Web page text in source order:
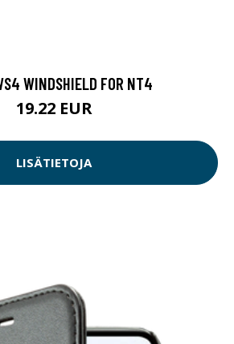
WINDSHIELD FOR NT4
19.22 EUR
LISÄTIETOJA